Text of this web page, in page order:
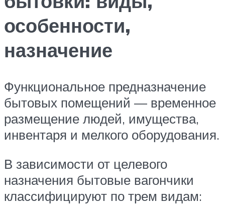
особенности,
назначение
Функциональное предназначение
бытовых помещений — временное
размещение людей, имущества,
инвентаря и мелкого оборудования.
В зависимости от целевого
назначения бытовые вагончики
классифицируют по трем видам: